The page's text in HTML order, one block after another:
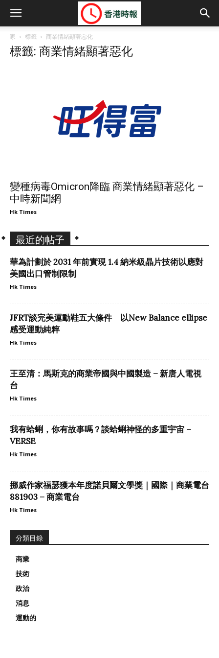
家 標籤 商業情緒顯著惡化
標籤: 商業情緒顯著惡化
變種病毒Omicron降臨 商業情緒顯著惡化 –
中時新聞網
Hk Times
最近的帖子
華為計劃於 2031 年前實現 1.4 納米級晶片技術以應對
美國出口管制限制
Hk Times
JFRT談完美運動鞋五大條件 以New Balance ellipse
感受運動純粹
Hk Times
王至清：馬斯克的商業帝國與中國製造 – 新唐人電視
台
Hk Times
我有蛤蜊，你有故事嗎？談蛤蜊神怪的多重宇宙 –
VERSE
Hk Times
挪威作家福瑟獲本年度諾貝爾文學獎｜國際｜商業電台
881903 – 商業電台
Hk Times
分類目錄
商業
技術
政治
消息
運動的